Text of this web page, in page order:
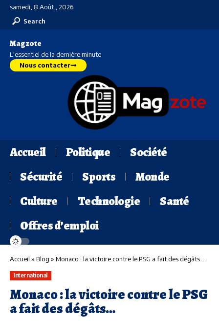
samedi, 8 Août , 2026
Search
Magzote
L'essentiel de la dernière minute
Nous contacter
Accueil Politique
Société
Sécurité
Sports
Monde
Culture
Technologie
Santé
Offres d’emploi
Accueil » Blog » Monaco : la victoire contre le PSG a fait des dégâts…
International
Monaco : la victoire contre le PSG
a fait des dégâts…